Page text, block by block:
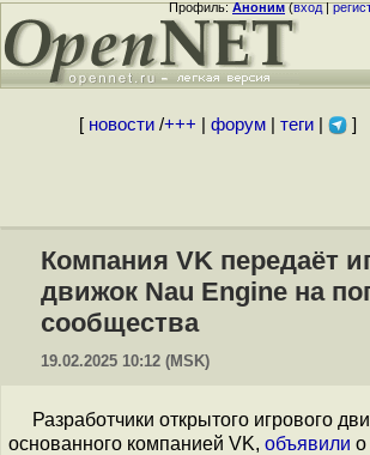
Профиль:Аноним(вход|
[ новости/+++ форум| теги| ]
Компания VK передаёт
движок Nau Engine на
сообщества
19.02.2025 10:12 (MSK)
Разработчики открытого игрового
основанного компанией VK, объявили о